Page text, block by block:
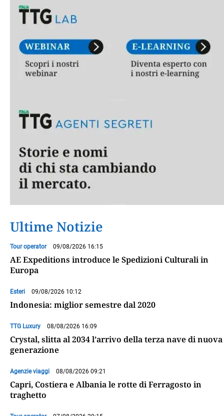
Ultime Notizie
Tour operator 09/08/2026 16:15
AE Expeditions introduce le Spedizioni Culturali in
Europa
Esteri 09/08/2026 10:12
Indonesia: miglior semestre dal 2020
TTG Luxury 08/08/2026 16:09
Crystal, slitta al 2034 l’arrivo della terza nave di nuova
generazione
Agenzie viaggi 08/08/2026 09:21
Capri, Costiera e Albania le rotte di Ferragosto in
traghetto